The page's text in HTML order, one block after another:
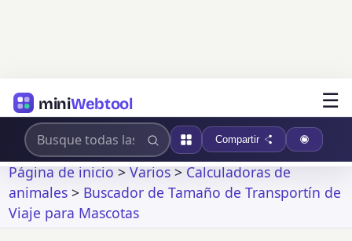
miniWebtool ☰
Compartir
Página de inicio>Varios>Calculadoras de
animales > Buscador de Tamaño de Transportín de
Viaje para Mascotas